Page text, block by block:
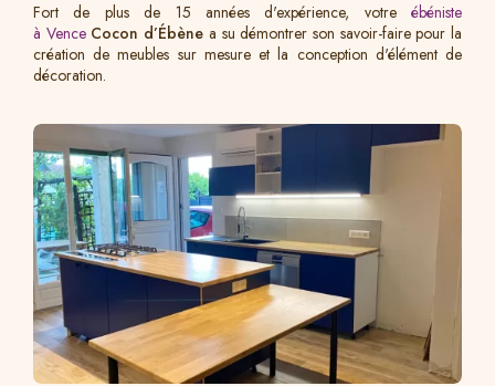
Fort de plus de 15 années d'expérience, votreébéniste
à Vence Cocon d’Ébène a su démontrer son savoir-faire pour la
création de meubles sur mesure et la conception d'élément de
décoration.